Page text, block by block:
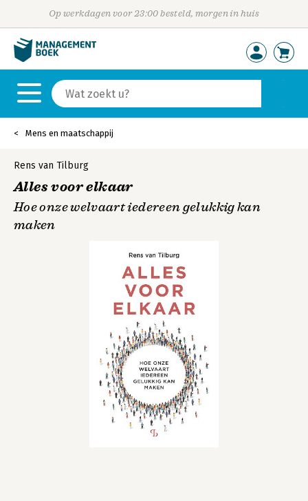
Op werkdagen voor 23:00 besteld, morgen in huis
Mens en maatschappij
Rens van Tilburg
Alles voor elkaar
Hoe onze welvaart iedereen gelukkig kan
maken